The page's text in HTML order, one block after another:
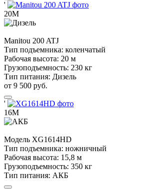
'
20М
Manitou 200 ATJ
Тип подъемника: коленчатый
Рабочая высота: 20 м
Грузоподъемность: 230 кг
Тип питания: Дизель
от 9 500 руб.
'
16М
Модель XG1614HD
Тип подъемника: ножничный
Рабочая высота: 15,8 м
Грузоподъемность: 350 кг
Тип питания: АКБ